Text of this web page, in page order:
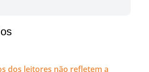
dos leitores não refletem a